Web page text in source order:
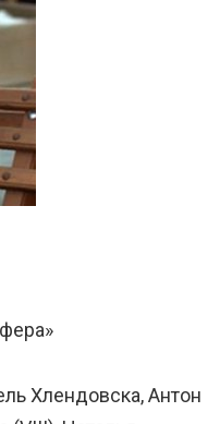
Хлендовска, Антон